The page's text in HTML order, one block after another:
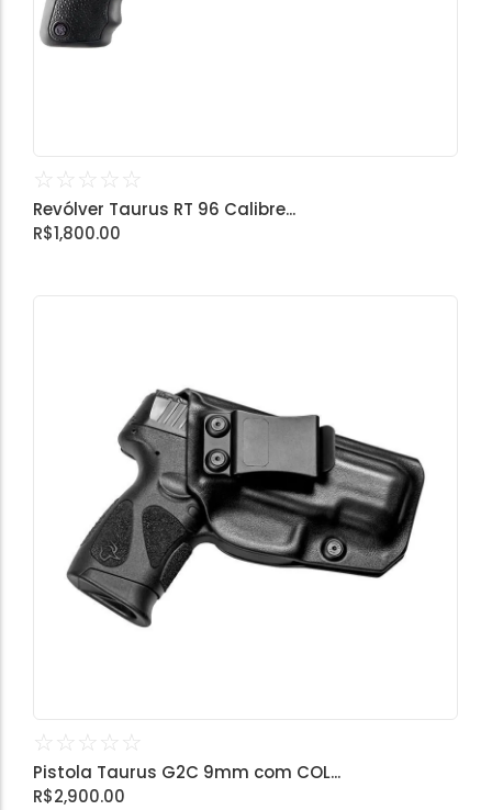
☆ ☆ ☆ ☆ ☆
Revólver Taurus RT 96 Calibre...
R$1,800.00
☆ ☆ ☆ ☆ ☆
Pistola Taurus G2C 9mm com COL...
R$2,900.00